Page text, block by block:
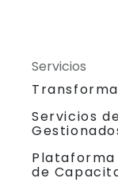
Servicios
Servicios
de